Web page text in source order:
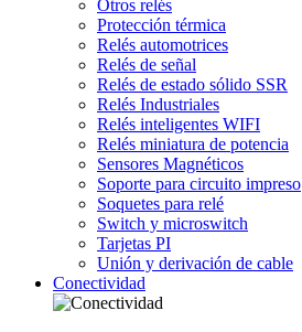
Otros relés
Protección térmica
Relés automotrices
Relés de señal
Relés de estado sólido SSR
Relés Industriales
Relés inteligentes WIFI
Relés miniatura de potencia
Sensores Magnéticos
Soporte para circuito impreso
Soquetes para relé
Switch y microswitch
Tarjetas PI
Unión y derivación de cable
Conectividad